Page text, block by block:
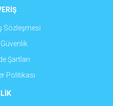
Sözleşmesi
Şartları
Politikası